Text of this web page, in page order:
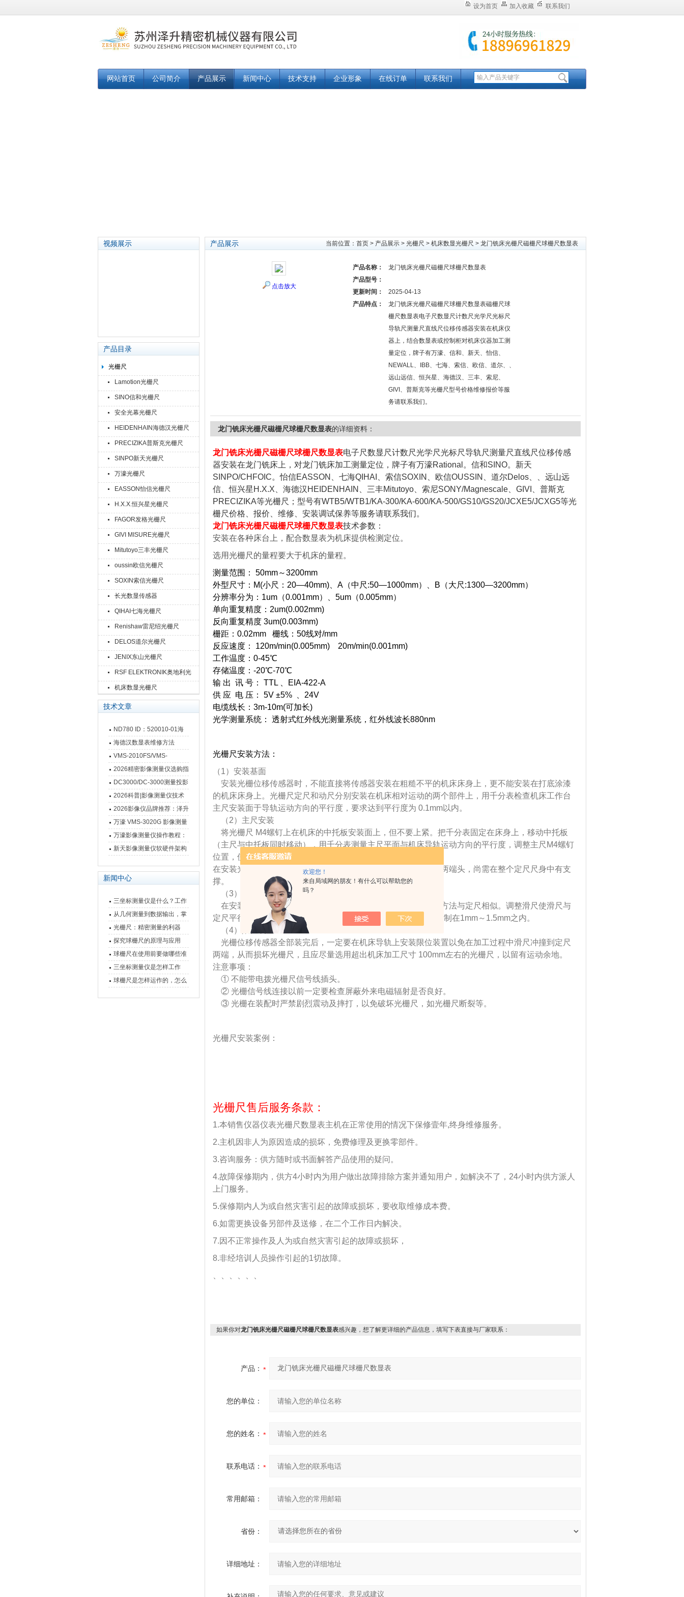
欢迎您！
来自局域网的朋友！有什么可以帮助您的
吗？
设为首页 加入收藏 联系我们
网站首页 公司简介 产品展示 新闻中心 技术支持 企业形象 在线订单 联系我们
视频展示
产品目录
光栅尺
Lamotion光栅尺
SINO信和光栅尺
安全光幕光栅尺
HEIDENHAIN海德汉光栅尺
PRECIZIKA普斯克光栅尺
SINPO新天光栅尺
万濠光栅尺
EASSON怡信光栅尺
H.X.X.恒兴星光栅尺
FAGOR发格光栅尺
GIVI MISURE光栅尺
Mitutoyo三丰光栅尺
oussin欧信光栅尺
SOXIN索信光栅尺
长光数显传感器
QIHAI七海光栅尺
Renishaw雷尼绍光栅尺
DELOS道尔光栅尺
JENIX东山光栅尺
RSF ELEKTRONIK奥地利光
栅尺
机床数显光栅尺
技术文章
ND780 ID：520010-01海
德汉数显表故障维修内容
海德汉数显表维修方法
VMS-2010FS/VMS-
3020FS/VMS-4030FS手动
影像测量仪技术参数
2026精密影像测量仪选购指
南 靠谱品牌一站式选型推荐
DC3000/DC-3000测量投影
仪万濠数据处理器数显表故
障维修方法
2026科普|影像测量仪技术
原理、分类及选型应用
2026影像仪品牌推荐：泽升
影像测量仪选型指南
万濠 VMS-3020G 影像测量
仪技术规格与应用解析
万濠影像测量仪操作教程：
从开机到出报告，新手也能
新天影像测量仪软硬件架构
新闻中心
三坐标测量仪是什么？工作
原理、分类与核心功能一次
讲清
从几何测量到数据输出，掌
握万濠影像测量仪的六大核
心能力
光栅尺：精密测量的利器
探究球栅尺的原理与应用
球栅尺在使用前要做哪些准
备工作？
三坐标测量仪是怎样工作
的，功能有什么优势？
球栅尺是怎样运作的，怎么
产品展示 当前位置： 首页 > 产品展示 > 光栅尺 > 机床数显光栅尺 > 龙门铣床光栅尺磁栅尺球栅尺数显表
点击放大
产品名称：
龙门铣床光栅尺磁栅尺球栅尺数显表
产品型号：
更新时间：
2025-04-13
产品特点：
龙门铣床光栅尺磁栅尺球栅尺数显表磁栅尺球
栅尺数显表电子尺数显尺计数尺光学尺光标尺
导轨尺测量尺直线尺位移传感器安装在机床仪
器上，结合数显表或控制柜对机床仪器加工测
量定位，牌子有万濠、信和、新天、怡信、
NEWALL、IBB、七海、索信、欧信、道尔、、
远山远信、恒兴星、海德汉、三丰、索尼、
GIVI、普斯克等光栅尺型号价格维修报价等服
务请联系我们。
龙门铣床光栅尺磁栅尺球栅尺数显表的详细资料：
龙门铣床光栅尺磁栅尺球栅尺数显表电子尺数显尺计数尺光学尺光标尺导轨尺测量尺直线尺位移传感
器安装在龙门铣床上，对龙门铣床加工测量定位，牌子有万濠Rational。信和SINO。新天
SINPO/CHFOIC。怡信EASSON、七海QIHAI、索信SOXIN、欧信OUSSIN、道尔Delos、、远山远
信、恒兴星H.X.X、海德汉HEIDENHAIN、三丰Mitutoyo、索尼SONY/Magnescale、GIVI、普斯克
PRECIZIKA等光栅尺；型号有WTB5/WTB1/KA-300/KA-600/KA-500/GS10/GS20/JCXE5/JCXG5等光
栅尺价格、报价、维修、安装调试保养等服务请联系我们。
龙门铣床光栅尺磁栅尺球栅尺数显表技术参数：
安装在各种床台上，配合数显表为机床提供检测定位。
选用光栅尺的量程要大于机床的量程。
测量范围： 50mm～3200mm
外型尺寸：M(小尺：20—40mm)、A（中尺:50—1000mm）、B（大尺:1300—3200mm）
分辨率分为：1um（0.001mm）、5um（0.005mm）
单向重复精度：2um(0.002mm)
反向重复精度 3um(0.003mm)
栅距：0.02mm 栅线：50线对/mm
反应速度： 120m/min(0.005mm) 20m/min(0.001mm)
工作温度：0-45℃
存储温度：-20℃-70℃
输 出 讯 号： TTL 、EIA-422-A
供 应 电 压： 5V ±5% 、24V
电缆线长：3m-10m(可加长)
光学测量系统： 透射式红外线光测量系统，红外线波长880nm
光栅尺安装方法：
（1）安装基面
安装光栅位移传感器时，不能直接将传感器安装在粗糙不平的机床床身上，更不能安装在打底涂漆
的机床床身上。光栅尺定尺和动尺分别安装在机床相对运动的两个部件上，用千分表检查机床工作台
主尺安装面于导轨运动方向的平行度，要求达到平行度为 0.1mm以内。
（2）主尺安装
将光栅尺 M4螺钉上在机床的中托板安装面上，但不要上紧。把千分表固定在床身上，移动中托板
（主尺与中托板同时移动），用千分表测量主尺平面与机床导轨运动方向的平行度，调整主尺M4螺钉
位置，使主尺平行度满足0.1mm/1000mm以内。
在安装光栅主尺时应注意：在安装定尺时，不能象桥梁式只安装两端头，尚需在整个定尺尺身中有支
撑。
（3）滑尺的安装
在安装滑尺时，首先应保证滑尺的基面达到安装要求，其安装方法与定尺相似。调整滑尺使滑尺与
定尺平行度保证在 0.1mm/1000mm以内，其滑尺与定尺的间隙控制在1mm～1.5mm之内。
（4）限位装置
光栅位移传感器全部装完后，一定要在机床导轨上安装限位装置以免在加工过程中滑尺冲撞到定尺
两端，从而损坏光栅尺，且应尽量选用超出机床加工尺寸 100mm左右的光栅尺，以留有运动余地。
注意事项：
① 不能带电拨光栅尺信号线插头。
② 光栅信号线连接以前一定要检查屏蔽外来电磁辐射是否良好。
③ 光栅在装配时严禁剧烈震动及摔打，以免破坏光栅尺，如光栅尺断裂等。
光栅尺安装案例：
光栅尺售后服务条款：
1.本销售仪器仪表光栅尺数显表主机在正常使用的情况下保修壹年,终身维修服务。
2.主机因非人为原因造成的损坏，免费修理及更换零部件。
3.咨询服务：供方随时或书面解答产品使用的疑问。
4.故障保修期内，供方4小时内为用户做出故障排除方案并通知用户，如解决不了，24小时内供方派人
上门服务。
5.保修期内人为或自然灾害引起的故障或损坏，要收取维修成本费。
6.如需更换设备另部件及送修，在二个工作日内解决。
7.因不正常操作及人为或自然灾害引起的故障或损坏，
8.非经培训人员操作引起的1切故障。
如果你对龙门铣床光栅尺磁栅尺球栅尺数显表感兴趣，想了解更详细的产品信息，填写下表直接与厂家联系：
产品：
您的单位：
您的姓名：
联系电话：
常用邮箱：
省份：
详细地址：